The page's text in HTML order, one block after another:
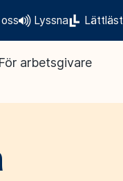
Lyssna Lättläst
För arbetsgivare